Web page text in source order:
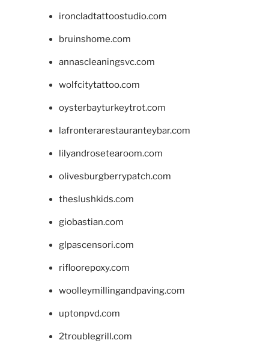
ironcladtattoostudio.com
bruinshome.com
annascleaningsvc.com
wolfcitytattoo.com
oysterbayturkeytrot.com
lafronterarestauranteybar.com
lilyandrosetearoom.com
olivesburgberrypatch.com
theslushkids.com
giobastian.com
glpascensori.com
rifloorepoxy.com
woolleymillingandpaving.com
uptonpvd.com
2troublegrill.com